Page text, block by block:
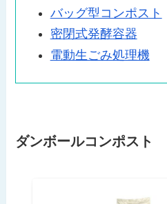
バッグ型コンポスト
密閉式発酵容器
電動生ごみ処理機
ダンボールコンポスト